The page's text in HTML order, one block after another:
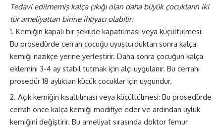
Tedavi edilmemiş kalça çıkığı olan daha büyük çocukların iki
tür ameliyattan birine ihtiyacı olabilir:
Kemiğin kapalı bir şekilde kapatılması veya küçültülmesi:
Bu prosedürde cerrah çocuğu uyuşturduktan sonra kalça
kemiği nazikçe yerine yerleştirir. Daha sonra çocuğun kalça
eklemini 3-4 ay stabil tutmak için alçı uygulanır. Bu cerrahi
prosedür 18 aylıktan küçük çocuklar için uygundur.
Açık kemiğin kısaltılması veya küçültülmesi: Bu prosedürde
cerrah önce kalça kemiği modifiye eder ve ardından uyluk
kemiğini değiştirir. Bu ameliyat sırasında doktor femur